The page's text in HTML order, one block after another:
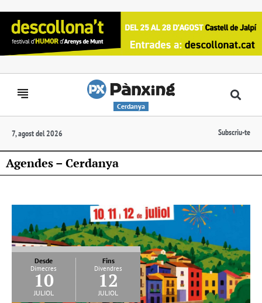
Cerdanya
7, agost del 2026 Subscriu-te
Agendes – Cerdanya
Desde
Dimecres
10
juliol
Fins
Divendres
12
juliol